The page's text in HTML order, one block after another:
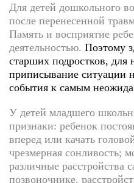
Для детей дошкольного
после перенесенной
Память и восприятие
деятельностью. Поэтому
старших подростков, для
приписывание ситуации
события к самым
У детей младшего
признаки: ребенок
вперед или качать
чрезмерная сонливость;
различные расстройства
позвоночнике,